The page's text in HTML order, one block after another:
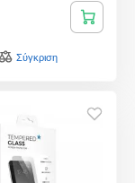
Σύγκριση